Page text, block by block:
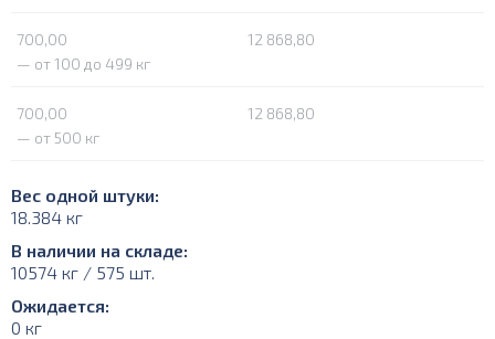
700,00
12 868,80
— от 100 до 499 кг
700,00
12 868,80
— от 500 кг
Вес одной штуки:
18.384 кг
В наличии на складе:
10574 кг / 575 шт.
Ожидается:
0 кг